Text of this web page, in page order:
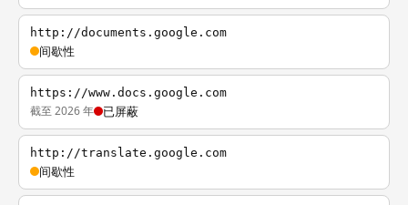
http://documents.google.com
间歇性
https://www.docs.google.com
截至 2026 年 已屏蔽
http://translate.google.com
间歇性